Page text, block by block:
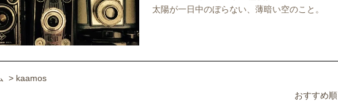
太陽が一日中のぼらない、薄暗い空のこと。
> kaamos
おすすめ順